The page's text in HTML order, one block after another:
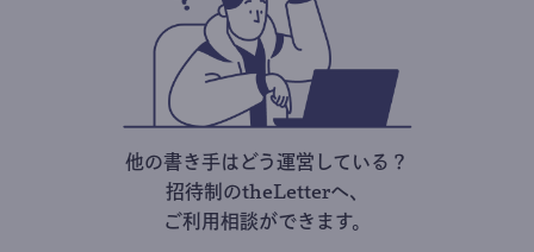
他の書き手はどう運営している？
招待制のtheLetterへ、
ご利用相談ができます。